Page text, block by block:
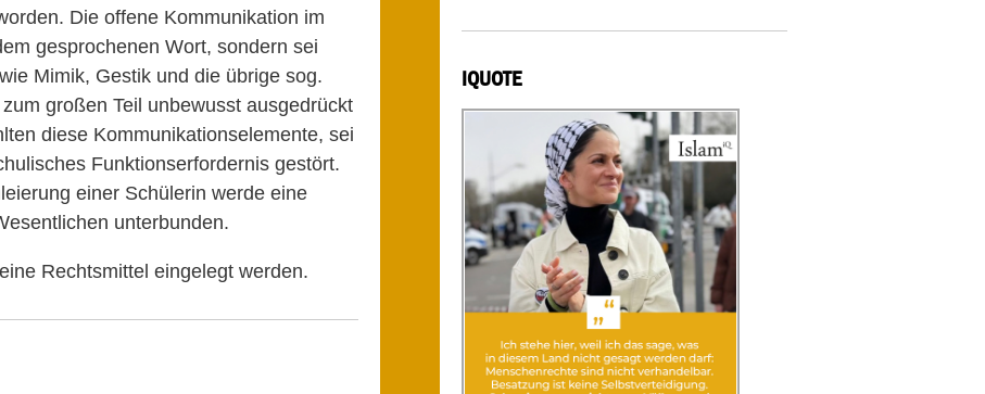
Die offene Kommunikation im
gesprochenen Wort, sondern sei
Mimik, Gestik und die übrige sog.
großen Teil unbewusst ausgedrückt
diese Kommunikationselemente, sei
Funktionserfordernis gestört.
einer Schülerin werde eine
unterbunden.
Rechtsmittel eingelegt werden.
IQUOTE